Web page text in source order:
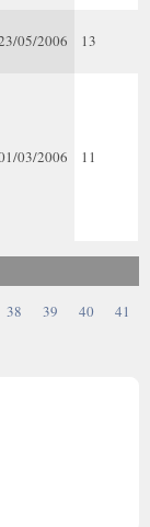
05/2006 13
03/2006 11
38 39 40
41